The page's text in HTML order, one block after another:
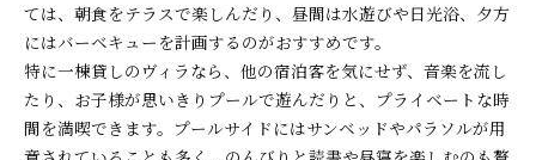
ては、朝食をテラスで楽しんだり、昼間は水遊びや日光浴、夕方
にはバーベキューを計画するのがおすすめです。
特に一棟貸しのヴィラなら、他の宿泊客を気にせず、音楽を流し
たり、お子様が思いきりプールで遊んだりと、プライベートな時
間を満喫できます。プールサイドにはサンベッドやパラソルが用